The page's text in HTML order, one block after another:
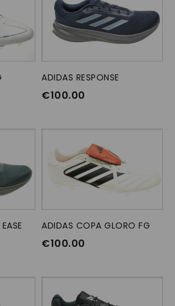
OPTIES SELECTEREN
ADIDAS RESPONSE
€100.00
OPTIES SELECTEREN
ADIDAS COPA GLORO FG
€100.00